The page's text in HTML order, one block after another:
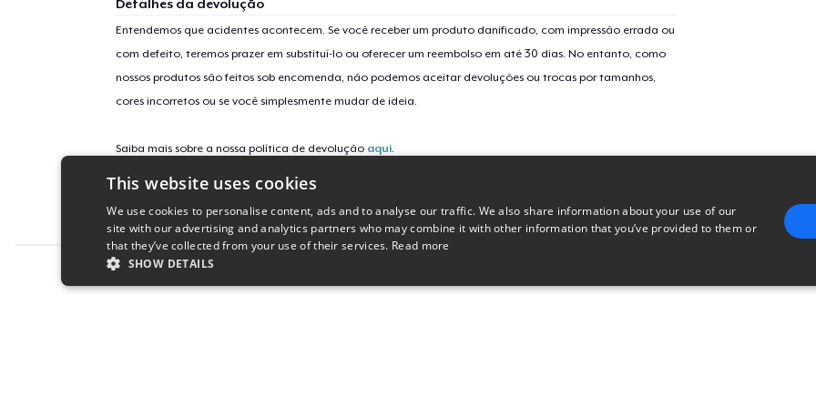
Detalhes da devolução
Entendemos que acidentes acontecem. Se você receber um produto danificado, com impressão errada ou
com defeito, teremos prazer em substituí-lo ou oferecer um reembolso em até 30 dias. No entanto, como
nossos produtos são feitos sob encomenda, não podemos aceitar devoluções ou trocas por tamanhos,
cores incorretos ou se você simplesmente mudar de ideia.
Saiba mais sobre a nossa política de devolução aqui.
Identificação da campanha
nom-nom-nom-december-2020
This website uses cookies
We use cookies to personalise content, ads and to analyse our traffic. We also share information about your use of our
site with our advertising and analytics partners who may combine it with other information that you’ve provided to them or
that they’ve collected from your use of their services. Read more
SHOW DETAILS